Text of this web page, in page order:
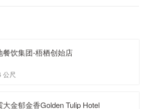
餐饮集团-梧栖创始店
公尺
大金郁金香Golden Tulip Hotel